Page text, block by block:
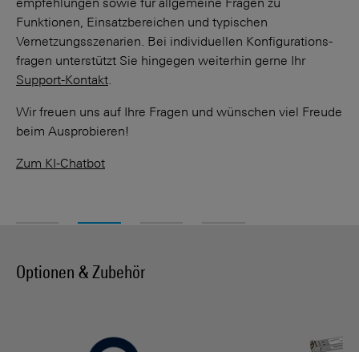
empfehlungen sowie für allgemeine Fragen zu
Funktionen, Einsatzbereichen und typischen
Vernetzungs­szenarien. Bei individuellen Konfigurations­
fragen unterstützt Sie hingegen weiterhin gerne Ihr
Support-Kontakt.
Wir freuen uns auf Ihre Fragen und wünschen viel Freude
beim Ausprobieren!
Zum KI-Chatbot
Optionen & Zubehör